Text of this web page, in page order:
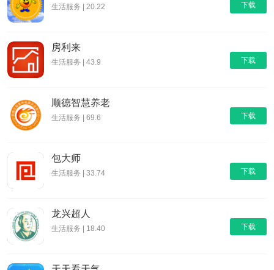
下载
生活服务 | 20.22
下载
房利来
生活服务 | 43.9
下载
顺德智慧养老
生活服务 | 69.6
下载
包大师
生活服务 | 33.74
下载
龙兴超人
生活服务 | 18.40